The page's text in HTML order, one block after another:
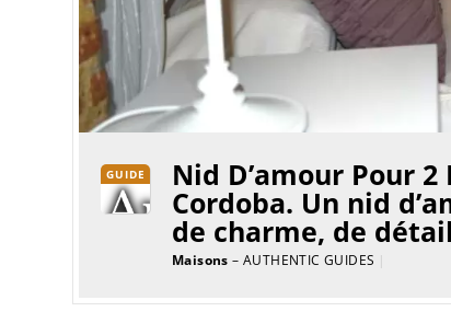
GUIDE Nid D’amour Pour
Cordoba. Un nid
de charme, de
Maisons – AUTHENTIC GUIDES |